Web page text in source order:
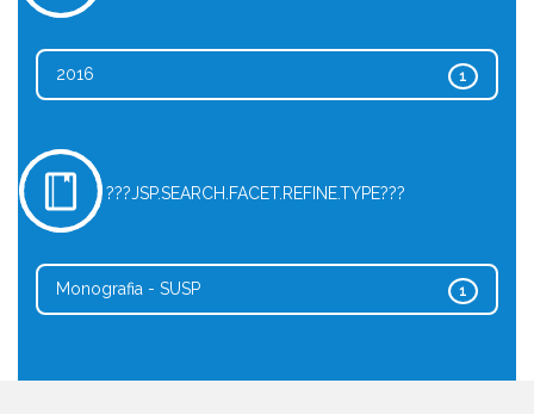
1
2016
???JSP.SEARCH.FACET.REFINE.TYPE???
1
Monografia - SUSP